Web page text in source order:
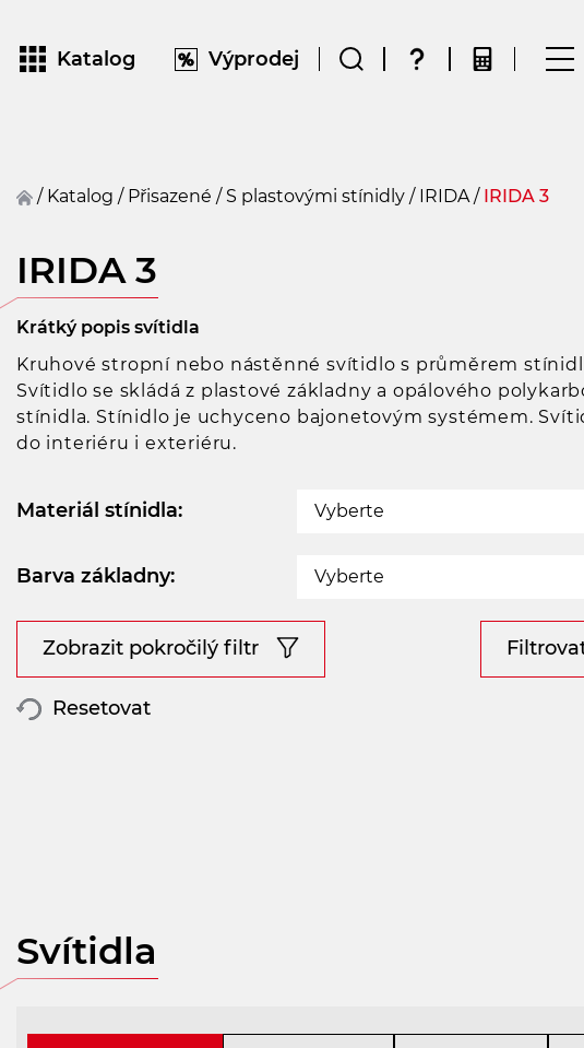
Katalog Výprodej
/ Katalog / přisazené / S plastovými stínidly / IRIDA/ IRIDA 3
IRIDA 3
Krátký popis svítidla
Kruhové stropní nebo nástěnné svítidlo s průměrem
Svítidlo se skládá z plastové základny a opálového
stínidla. Stínidlo je uchyceno bajonetovým systémem.
do interiéru i exteriéru.
Materiál stínidla: Vyberte
Barva základny: Vyberte
Zobrazit pokročilý filtr
Resetovat
Svítidla